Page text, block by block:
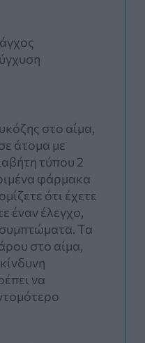
στο αίμα,
άτομα με
τύπου 2
φάρμακα
ότι έχετε
έναν έλεγχο,
συμπτώματα. Τα
στο αίμα,
να